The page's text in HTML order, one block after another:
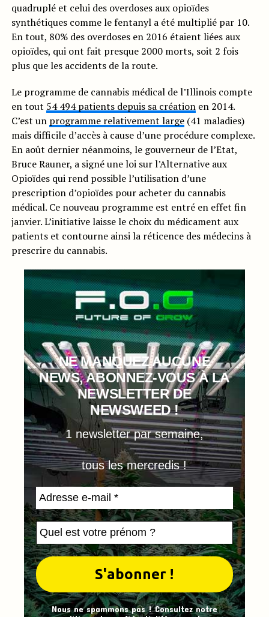
quadruplé et celui des overdoses aux opioïdes
synthétiques comme le fentanyl a été multiplié par 10.
En tout, 80% des overdoses en 2016 étaient liées aux
opioïdes, qui ont fait presque 2000 morts, soit 2 fois
plus que les accidents de la route.
Le programme de cannabis médical de l’Illinois compte
en tout 54 494 patients depuis sa créationen 2014.
C’est un programme relativement large(41 maladies)
mais difficile d’accès à cause d’une procédure complexe.
En août dernier néanmoins, le gouverneur de l’Etat,
Bruce Rauner, a signé une loi sur l’Alternative aux
Opioïdes qui rend possible l’utilisation d’une
prescription d’opioïdes pour acheter du cannabis
médical. Ce nouveau programme est entré en effet fin
janvier. L’initiative laisse le choix du médicament aux
patients et contourne ainsi la réticence des médecins à
prescrire du cannabis.
NE MANQUEZ AUCUNE
NEWS, ABONNEZ-VOUS À LA
NEWSLETTER DE
NEWSWEED !
1 newsletter par semaine,
tous les mercredis !
Nous ne spammons pas ! Consultez notre